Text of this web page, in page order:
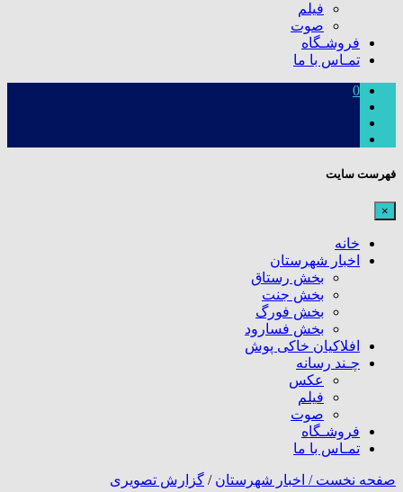
فیلم
صوت
فروشـگاه
تمـاس با ما
0
فهرست سایت
×
خانه
اخبار شهرستان
بخش رستاق
بخش جنت
بخش فورگ
بخش فسارود
افلاکیان خاکی پوش
چـند رسانه
عکس
فیلم
صوت
فروشـگاه
تمـاس با ما
صفحه نخست / اخبار شهرستان / گزارش تصویری